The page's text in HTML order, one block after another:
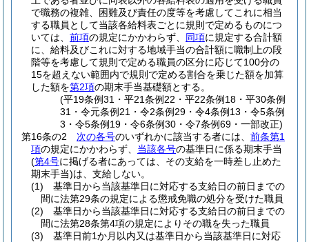
で職務の複雑、困難及び責任の度等を考慮してこれに相当
する職員として当該各給料表ごとに規則で定めるものにつ
いては、 前項の規定にかかわらず、 同項に規定する合計額
に、給料及びこれに対する地域手当の合計額に職制上の段
階等を考慮して規則で定める職員の区分に応じて100分の
15を超えない範囲内で規則で定める割合を乗じた額を加算
した額を第2項の期末手当基礎額とする。
(平19条例31・平21条例22・平22条例18・平30条例
31・令元条例21・令2条例29・令4条例13・令5条例
3・令5条例19・令6条例30・令7条例69・一部改正)
第16条の2
次の各号のいずれかに該当する者には、 前条第1
項の規定にかかわらず、 当該各号の基準日に係る期末手当
(第4号に掲げる者にあっては、その支給を一時差し止めた
期末手当)は、支給しない。
(1)
基準日から当該基準日に対応する支給日の前日までの
間に法第29条の規定による懲戒免職の処分を受けた職員
(2)
基準日から当該基準日に対応する支給日の前日までの
間に法第28条第4項の規定によりその職を失った職員
(3)
基準日前1か月以内又は基準日から当該基準日に対応